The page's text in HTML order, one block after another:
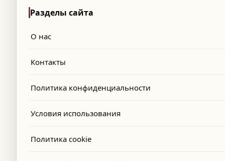
Разделы сайта
О нас
Контакты
Политика конфиденциальности
Условия использования
Политика cookie